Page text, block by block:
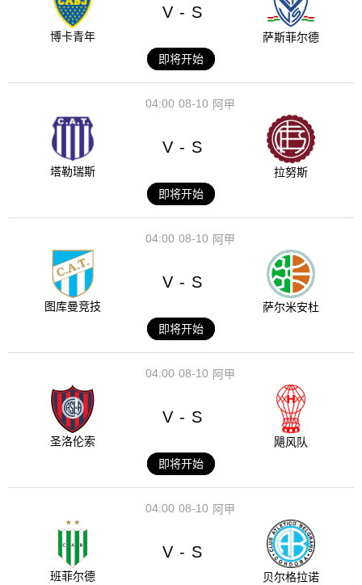
博卡青年
V - S
萨斯菲尔德
即将开始
08-10
04:00 阿甲
塔勒瑞斯
V - S
拉努斯
即将开始
08-10
04:00 阿甲
图库曼竞技
V - S
萨尔米安杜
即将开始
08-10
04:00 阿甲
圣洛伦索
V - S
飓风队
即将开始
08-10
04:00 阿甲
班菲尔德
V - S
贝尔格拉诺